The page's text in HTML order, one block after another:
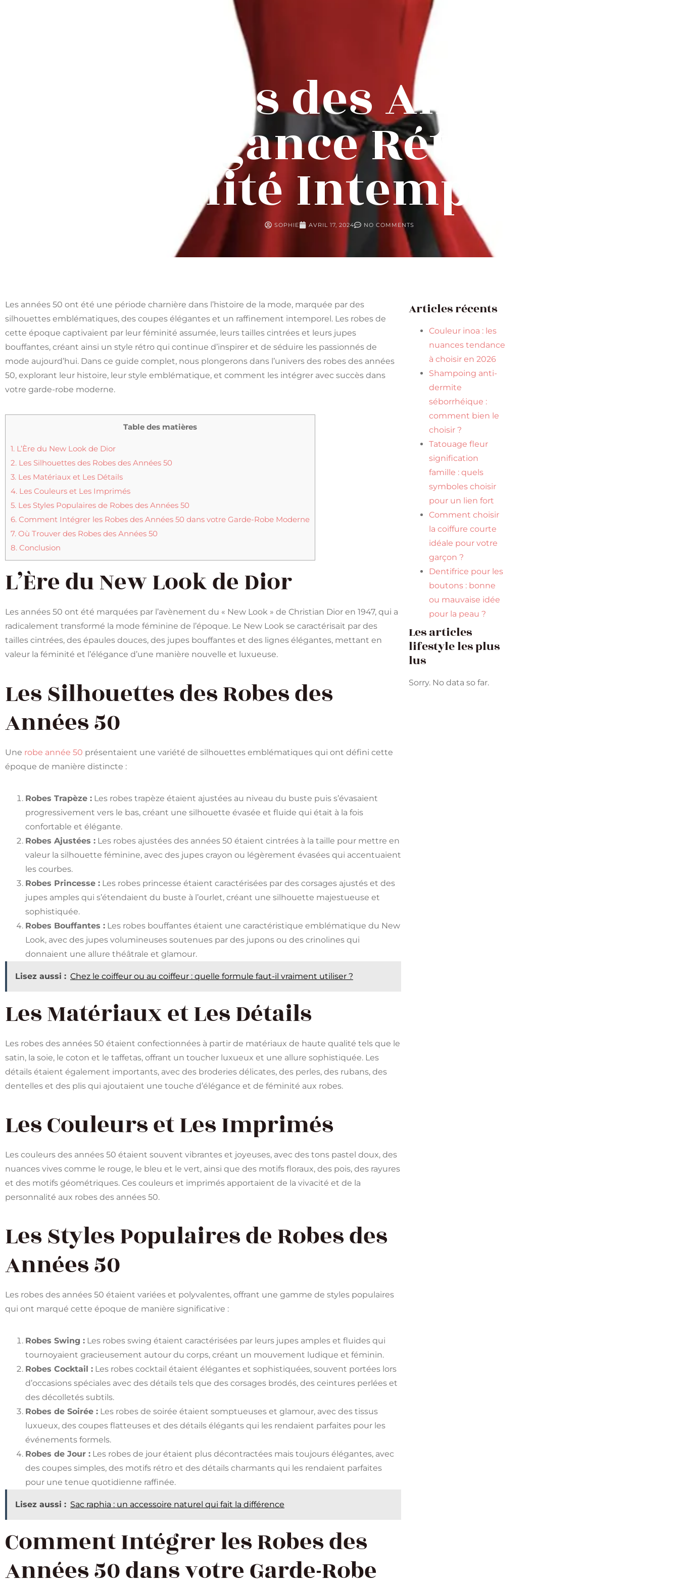
Les Robes des Années 50
: Élégance Rétro et
Féminité Intemporelle
SOPHIE AVRIL 17, 2024 NO COMMENTS
Les années 50 ont été une période charnière dans l’histoire de la mode, marquée par des
silhouettes emblématiques, des coupes élégantes et un raffinement intemporel. Les robes de
cette époque captivaient par leur féminité assumée, leurs tailles cintrées et leurs jupes
bouffantes, créant ainsi un style rétro qui continue d’inspirer et de séduire les passionnés de
mode aujourd’hui. Dans ce guide complet, nous plongerons dans l’univers des robes des années
50, explorant leur histoire, leur style emblématique, et comment les intégrer avec succès dans
votre garde-robe moderne.
Table des matières
1. L’Ère du New Look de Dior
2. Les Silhouettes des Robes des Années 50
3. Les Matériaux et Les Détails
4. Les Couleurs et Les Imprimés
5. Les Styles Populaires de Robes des Années 50
6. Comment Intégrer les Robes des Années 50 dans votre Garde-Robe Moderne
7. Où Trouver des Robes des Années 50
8. Conclusion
L’Ère du New Look de Dior
Les années 50 ont été marquées par l’avènement du « New Look » de Christian Dior en 1947, qui a
radicalement transformé la mode féminine de l’époque. Le New Look se caractérisait par des
tailles cintrées, des épaules douces, des jupes bouffantes et des lignes élégantes, mettant en
valeur la féminité et l’élégance d’une manière nouvelle et luxueuse.
Les Silhouettes des Robes des
Années 50
Une robe année 50 présentaient une variété de silhouettes emblématiques qui ont défini cette
époque de manière distincte :
Robes Trapèze : Les robes trapèze étaient ajustées au niveau du buste puis s’évasaient
progressivement vers le bas, créant une silhouette évasée et fluide qui était à la fois
confortable et élégante.
Robes Ajustées : Les robes ajustées des années 50 étaient cintrées à la taille pour mettre en
valeur la silhouette féminine, avec des jupes crayon ou légèrement évasées qui accentuaient
les courbes.
Robes Princesse : Les robes princesse étaient caractérisées par des corsages ajustés et des
jupes amples qui s’étendaient du buste à l’ourlet, créant une silhouette majestueuse et
sophistiquée.
Robes Bouffantes : Les robes bouffantes étaient une caractéristique emblématique du New
Look, avec des jupes volumineuses soutenues par des jupons ou des crinolines qui
donnaient une allure théâtrale et glamour.
Lisez aussi : Chez le coiffeur ou au coiffeur : quelle formule faut-il vraiment utiliser ?
Les Matériaux et Les Détails
Les robes des années 50 étaient confectionnées à partir de matériaux de haute qualité tels que le
satin, la soie, le coton et le taffetas, offrant un toucher luxueux et une allure sophistiquée. Les
détails étaient également importants, avec des broderies délicates, des perles, des rubans, des
dentelles et des plis qui ajoutaient une touche d’élégance et de féminité aux robes.
Les Couleurs et Les Imprimés
Les couleurs des années 50 étaient souvent vibrantes et joyeuses, avec des tons pastel doux, des
nuances vives comme le rouge, le bleu et le vert, ainsi que des motifs floraux, des pois, des rayures
et des motifs géométriques. Ces couleurs et imprimés apportaient de la vivacité et de la
personnalité aux robes des années 50.
Les Styles Populaires de Robes des
Années 50
Les robes des années 50 étaient variées et polyvalentes, offrant une gamme de styles populaires
qui ont marqué cette époque de manière significative :
Robes Swing : Les robes swing étaient caractérisées par leurs jupes amples et fluides qui
tournoyaient gracieusement autour du corps, créant un mouvement ludique et féminin.
Robes Cocktail : Les robes cocktail étaient élégantes et sophistiquées, souvent portées lors
d’occasions spéciales avec des détails tels que des corsages brodés, des ceintures perlées et
des décolletés subtils.
Robes de Soirée : Les robes de soirée étaient somptueuses et glamour, avec des tissus
luxueux, des coupes flatteuses et des détails élégants qui les rendaient parfaites pour les
événements formels.
Robes de Jour : Les robes de jour étaient plus décontractées mais toujours élégantes, avec
des coupes simples, des motifs rétro et des détails charmants qui les rendaient parfaites
pour une tenue quotidienne raffinée.
Lisez aussi : Sac raphia : un accessoire naturel qui fait la différence
Comment Intégrer les Robes des
Années 50 dans votre Garde-Robe
Articles récents
Couleur inoa : les
nuances tendance
à choisir en 2026
Shampoing anti-
dermite
séborrhéique :
comment bien le
choisir ?
Tatouage fleur
signification
famille : quels
symboles choisir
pour un lien fort
Comment choisir
la coiffure courte
idéale pour votre
garçon ?
Dentifrice pour les
boutons : bonne
ou mauvaise idée
pour la peau ?
Les articles
lifestyle les plus
lus
Sorry. No data so far.